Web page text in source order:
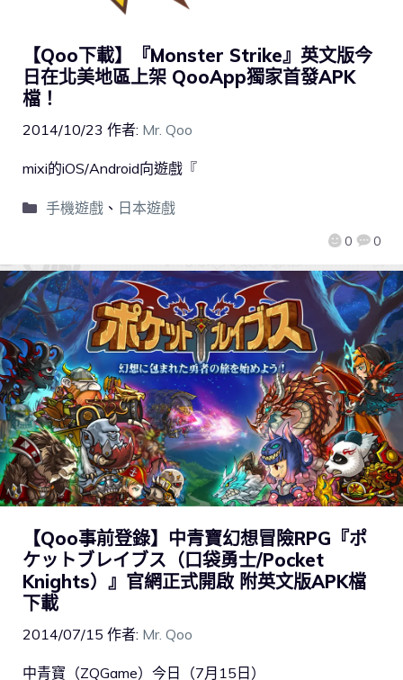
【Qoo下載】『Monster Strike』英文版今
日在北美地區上架 QooApp獨家首發APK
檔！
2014/10/23 作者: Mr. Qoo
0 0
mixi的iOS/Android向遊戲『
手機遊戲、 日本遊戲
【Qoo事前登錄】中青寶幻想冒險RPG『ポ
ケットブレイブス（口袋勇士/Pocket
Knights）』官網正式開啟 附英文版APK檔
下載
2014/07/15 作者: Mr. Qoo
中青寶（ZQGame）今日（7月15日）